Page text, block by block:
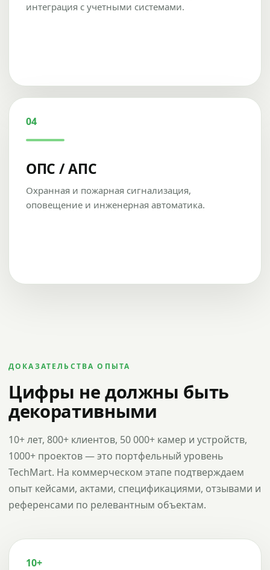
интеграция с учетными системами.
04
ОПС / АПС
Охранная и пожарная сигнализация,
оповещение и инженерная автоматика.
ДОКАЗАТЕЛЬСТВА ОПЫТА
Цифры не должны быть
декоративными
10+ лет, 800+ клиентов, 50 000+ камер и устройств,
1000+ проектов — это портфельный уровень
TechMart. На коммерческом этапе подтверждаем
опыт кейсами, актами, спецификациями, отзывами и
референсами по релевантным объектам.
10+